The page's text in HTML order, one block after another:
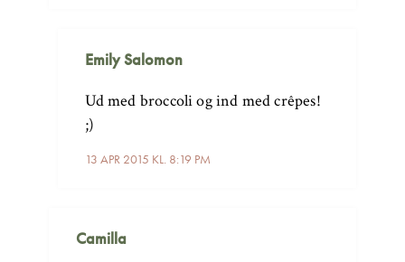
Emily Salomon
13 APR 2015 KL. 8:19 PM
Ud med broccoli og ind med crêpes!
;)
Camilla